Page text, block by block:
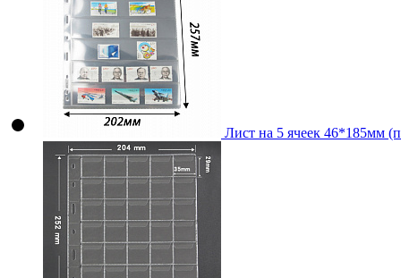
Лист на 5 ячеек 46*185мм